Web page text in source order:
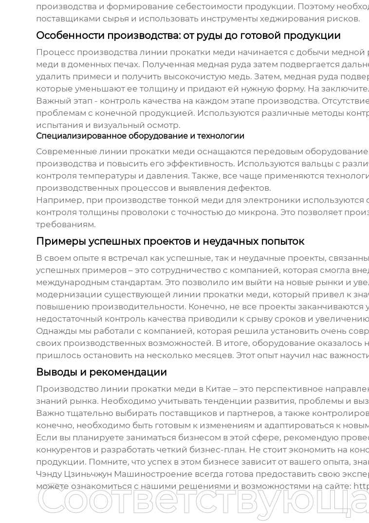
производства и формирование себестоимости продукции. Поэтому
поставщиками сырья и использовать инструменты хеджирования рисков.
Особенности производства: от руды до готовой продукции
Процесс производства линии прокатки меди начинается с добычи
меди в доменных печах. Полученная медная руда затем подвергается
удалить примеси и получить высокочистую медь. Затем, медная руда
которые уменьшают ее толщину и придают ей нужную форму. На
Важный этап - контроль качества на каждом этапе производства.
проблемам с конечной продукцией. Используются различные методы
испытания и визуальный осмотр.
Специализированное оборудование и технологии
Современные линии прокатки меди оснащаются передовым
производства и повысить его эффективность. Используются вальцы с
контроля температуры и давления. Также, все чаще применяются
производственных процессов и выявления дефектов.
Например, при производстве тонкой меди для электроники
контроля толщины проволоки с точностью до микрона. Это позволяет
требованиям.
Примеры успешных проектов и неудачных попыток
В своем опыте я встречал как успешные, так и неудачные проекты,
успешных примеров – это сотрудничество с компанией, которая смогла
международным стандартам. Это позволило им выйти на новые рынки и
модернизации существующей линии прокатки меди, который привел к
повышению производительности. Конечно, не все проекты заканчиваются
недостаточный контроль качества приводили к срыву сроков и
Однажды мы работали с компанией, которая решила установить очень
своих производственных возможностей. В итоге, оборудование
пришлось остановить на несколько месяцев. Этот опыт научил нас
Выводы и рекомендации
Производство линии прокатки меди в Китае – это перспективное
знаний рынка. Необходимо учитывать тенденции развития, проблемы и
Важно тщательно выбирать поставщиков и партнеров, а также
конечно, необходимо быть готовым к изменениям и адаптироваться к
Если вы планируете заниматься бизнесом в этой сфере, рекомендую
конкурентов и разработать четкий бизнес-план. Не стоит экономить на
продукции. Помните, что успех в этом бизнесе зависит от вашего опыта,
Чэнду Цзиньчжун Машиностроение всегда готова предоставить свою
можете ознакомиться с нашими решениями и возможностями на сайте: